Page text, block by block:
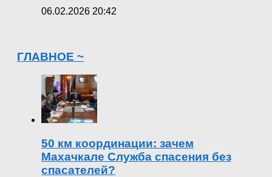
06.02.2026 20:42
ГЛАВНОЕ ~
50 км координации: зачем
Махачкале Служба спасения без
спасателей?